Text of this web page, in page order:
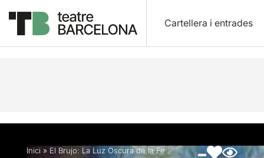
Cartellera i entrades
Descripció Fitxa artística Fotos i vídeos
Inici » El Brujo: La Luz Oscura de la Fe